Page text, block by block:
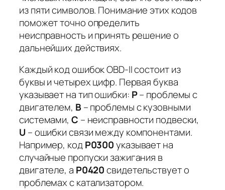
из пяти символов. Понимание этих кодов
поможет точно определить
неисправность и принять решение о
дальнейших действиях.
Каждый код ошибок OBD-II состоит из
буквы и четырех цифр. Первая буква
указывает на тип ошибки: P– проблемы с
двигателем, B – проблемы с кузовными
системами, C – неисправности подвески,
U – ошибки связи между компонентами.
Например, кодP0300указывает на
случайные пропуски зажигания в
двигателе, а P0420свидетельствует о
проблемах с катализатором.